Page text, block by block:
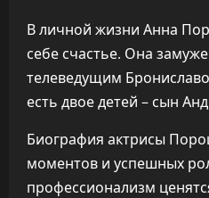
В личной жизни Анна
себе счастье. Она
телеведущим
есть двое детей – сын
Биография актрисы
моментов и успешных
профессионализм